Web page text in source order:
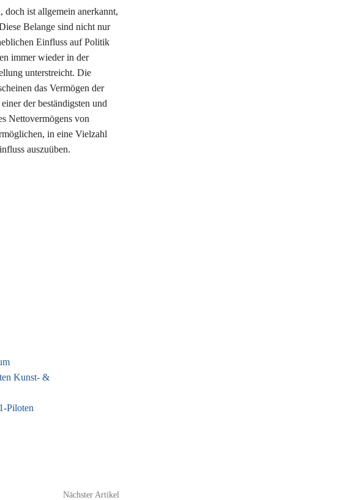
doch ist allgemein anerkannt,
Belange sind nicht nur
Einfluss auf Politik
immer wieder in der
unterstreicht. Die
das Vermögen der
der beständigsten und
Nettovermögens von
in eine Vielzahl
auszuüben.
Kunst- &
Piloten
Nächster Artikel